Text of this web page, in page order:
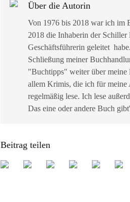
Über die Autorin
Von 1976 bis 2018 war ich im
2018 die Inhaberin der
Geschäftsführerin geleitet
Schließung meiner
"Buchtipps" weiter über
allem Krimis, die ich für
regelmäßig lese. Ich lese
Das eine oder andere Buch
Beitrag teilen